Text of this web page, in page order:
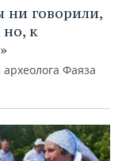
говорили,
к
Фаяза